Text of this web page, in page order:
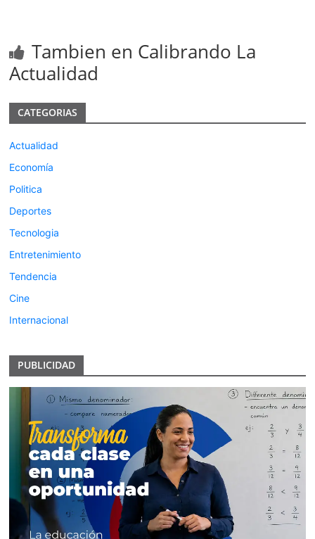
Tambien en Calibrando La
Actualidad
CATEGORIAS
Actualidad
Economía
Politica
Deportes
Tecnologia
Entretenimiento
Tendencia
Cine
Internacional
PUBLICIDAD